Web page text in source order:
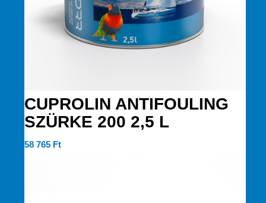
CUPROLIN ANTIFOULING
SZÜRKE 200 2,5 L
58 765 Ft